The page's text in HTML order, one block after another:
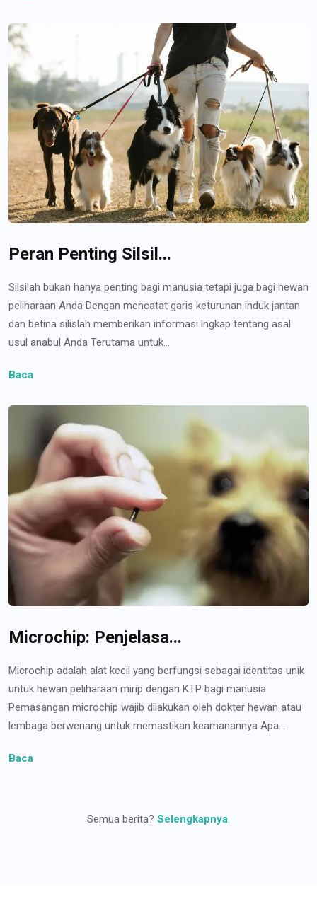
Peran Penting Silsil...
Silsilah bukan hanya penting bagi manusia tetapi juga bagi hewan
peliharaan Anda Dengan mencatat garis keturunan induk jantan
dan betina silislah memberikan informasi lngkap tentang asal
usul anabul Anda Terutama untuk...
Baca
Microchip: Penjelasa...
Microchip adalah alat kecil yang berfungsi sebagai identitas unik
untuk hewan peliharaan mirip dengan KTP bagi manusia
Pemasangan microchip wajib dilakukan oleh dokter hewan atau
lembaga berwenang untuk memastikan keamanannya Apa...
Baca
Semua berita? Selengkapnya